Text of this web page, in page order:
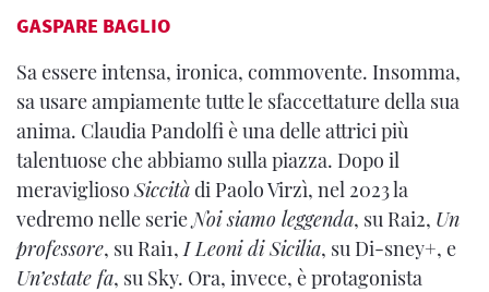
GASPARE BAGLIO
Sa essere intensa, ironica, commovente. Insomma,
sa usare ampiamente tutte le sfaccettature della sua
anima. Claudia Pandolfi è una delle attrici più
talentuose che abbiamo sulla piazza. Dopo il
meravigliosoSiccitàdi Paolo Virzì, nel 2023 la
vedremo nelle serieNoi siamo leggenda, su Rai2, Un
professore, su Rai1,I Leoni di Sicilia, su Di-sney+, e
Un’estate fa, su Sky. Ora, invece, è protagonista